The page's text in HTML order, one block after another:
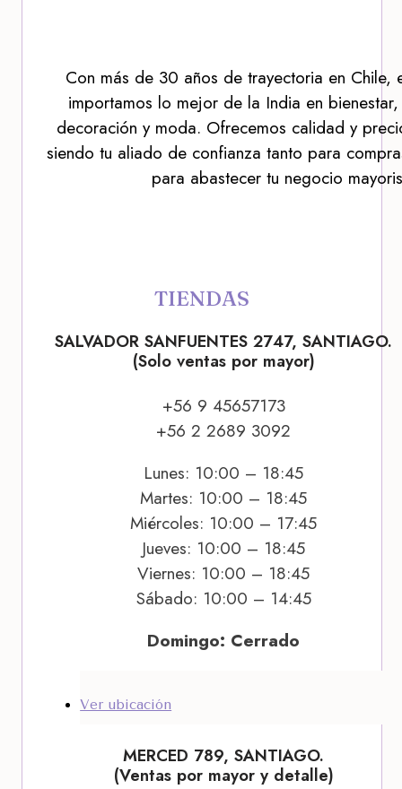
Con más de 30 años de trayectoria en Chile,
importamos lo mejor de la India en
decoración y moda. Ofrecemos calidad y
siendo tu aliado de confianza tanto para
para abastecer tu negocio
TIENDAS
SALVADOR SANFUENTES 2747, SANTIAGO.
(Solo ventas por mayor)
+56 9 45657173
+56 2 2689 3092
Lunes: 10:00 – 18:45
Martes: 10:00 – 18:45
Miércoles: 10:00 – 17:45
Jueves: 10:00 – 18:45
Viernes: 10:00 – 18:45
Sábado: 10:00 – 14:45
Domingo: Cerrado
Ver ubicación
MERCED 789, SANTIAGO.
(Ventas por mayor y detalle)